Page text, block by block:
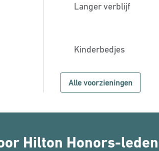
Langer verblijf
Kinderbedjes
Alle voorzieningen
Hilton Honors-leden